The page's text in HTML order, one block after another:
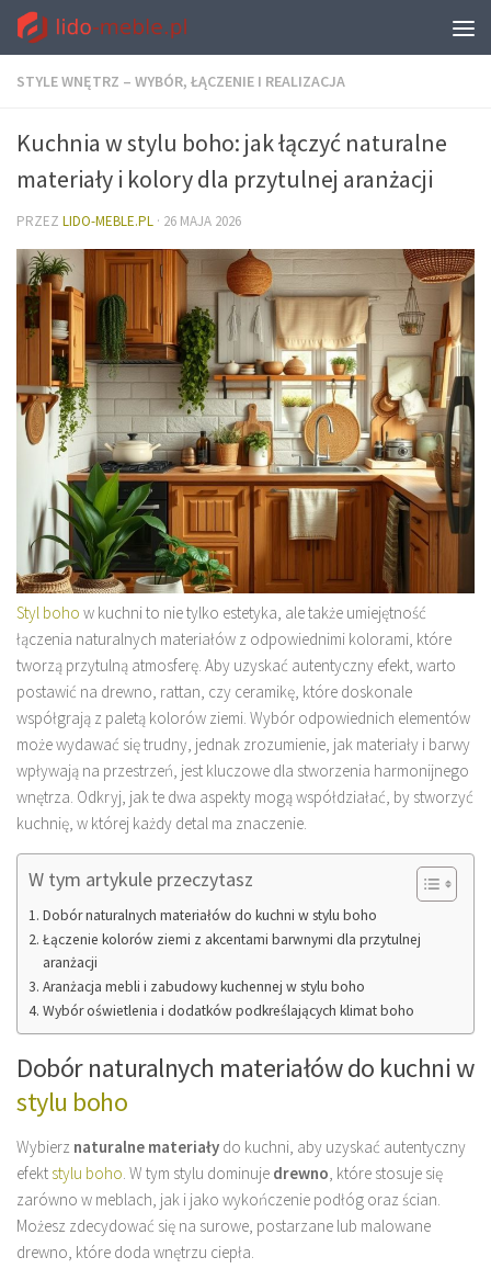
STYLE WNĘTRZ – WYBÓR, ŁĄCZENIE I REALIZACJA
Kuchnia w stylu boho: jak łączyć naturalne
materiały i kolory dla przytulnej aranżacji
PRZEZ LIDO-MEBLE.PL · 26 MAJA 2026
Styl boho w kuchni to nie tylko estetyka, ale także umiejętność
łączenia naturalnych materiałów z odpowiednimi kolorami, które
tworzą przytulną atmosferę. Aby uzyskać autentyczny efekt, warto
postawić na drewno, rattan, czy ceramikę, które doskonale
współgrają z paletą kolorów ziemi. Wybór odpowiednich elementów
może wydawać się trudny, jednak zrozumienie, jak materiały i barwy
wpływają na przestrzeń, jest kluczowe dla stworzenia harmonijnego
wnętrza. Odkryj, jak te dwa aspekty mogą współdziałać, by stworzyć
kuchnię, w której każdy detal ma znaczenie.
W tym artykule przeczytasz
Dobór naturalnych materiałów do kuchni w stylu boho
Łączenie kolorów ziemi z akcentami barwnymi dla przytulnej
aranżacji
Aranżacja mebli i zabudowy kuchennej w stylu boho
Wybór oświetlenia i dodatków podkreślających klimat boho
Dobór naturalnych materiałów do kuchni w
stylu boho
Wybierz naturalne materiały do kuchni, aby uzyskać autentyczny
efekt stylu boho . W tym stylu dominuje drewno , które stosuje się
zarówno w meblach, jak i jako wykończenie podłóg oraz ścian.
Możesz zdecydować się na surowe, postarzane lub malowane
drewno, które doda wnętrzu ciepła.